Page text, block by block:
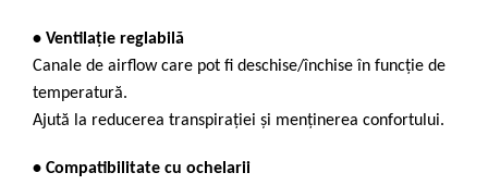
• Ventilație reglabilă
Canale de airflow care pot fi deschise/închise în funcție de
temperatură.
Ajută la reducerea transpirației și menținerea confortului.
• Compatibilitate cu ochelarii